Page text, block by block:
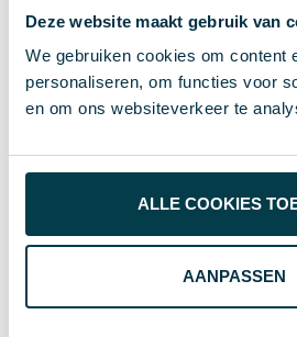
Deze website maakt gebruik van
We gebruiken cookies om content
personaliseren, om functies voor
en om ons websiteverkeer te
ALLE COOKIES
AANPASSEN
Artikelnummer
Kleur
Hoogte
Breedte
Wat anderen